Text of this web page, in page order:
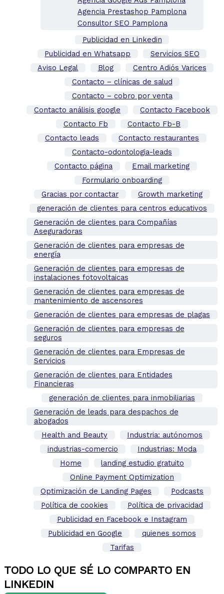
Agencia Prestashop Pamplona
Consultor SEO Pamplona
Publicidad en Linkedin
Publicidad en Whatsapp
Servicios SEO
Aviso Legal
Blog
Centro Adiós Varices
Contacto – clínicas de salud
Contacto – cobro por venta
Contacto análisis google
Contacto Facebook
Contacto Fb
Contacto Fb-B
Contacto leads
Contacto restaurantes
Contacto-odontologia-leads
Contacto página
Email marketing
Formulario onboarding
Gracias por contactar
Growth marketing
generación de clientes para centros educativos
Generación de clientes para Compañías
Aseguradoras
Generación de clientes para empresas de
energía
Generación de clientes para empresas de
instalaciones fotovoltaicas
Generación de clientes para empresas de
mantenimiento de ascensores
Generación de clientes para empresas de plagas
Generación de clientes para empresas de
seguros
Generación de clientes para Empresas de
Servicios
Generación de clientes para Entidades
Financieras
generación de clientes para inmobiliarias
Generación de leads para despachos de
abogados
Health and Beauty
Industria: autónomos
industrias-comercio
Industrias: Moda
Home
landing estudio gratuito
Online Payment Optimization
Optimización de Landing Pages
Podcasts
Política de cookies
Política de privacidad
Publicidad en Facebook e Instagram
Publicidad en Google
quienes somos
Tarifas
TODO LO QUE SÉ LO COMPARTO EN
LINKEDIN